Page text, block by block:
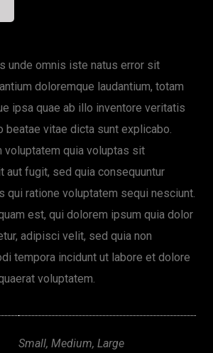
unde omnis iste natus error sit
doloremque laudantium, totam
ipsa quae ab illo inventore veritatis
beatae vitae dicta sunt explicabo.
voluptatem quia voluptas sit
aut fugit, sed quia consequuntur
qui ratione voluptatem sequi nesciunt.
est, qui dolorem ipsum quia dolor
adipisci velit, sed quia non
tempora incidunt ut labore et dolore
voluptatem.
Small, Medium, Large